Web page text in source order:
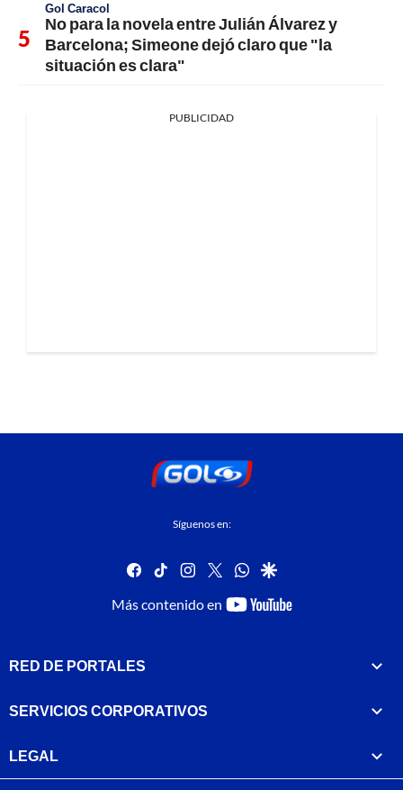
Gol Caracol
No para la novela entre Julián Álvarez y
Barcelona; Simeone dejó claro que "la
situación es clara"
PUBLICIDAD
Síguenos en:
facebook
tiktok instagram
twitterwhatsapp
google
Más contenido en
youtube-
RED DE PORTALES
SERVICIOS CORPORATIVOS
LEGAL